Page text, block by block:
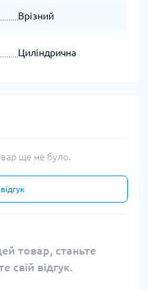
Врізний
Циліндрична
ще не було.
товар, станьте
свій відгук.